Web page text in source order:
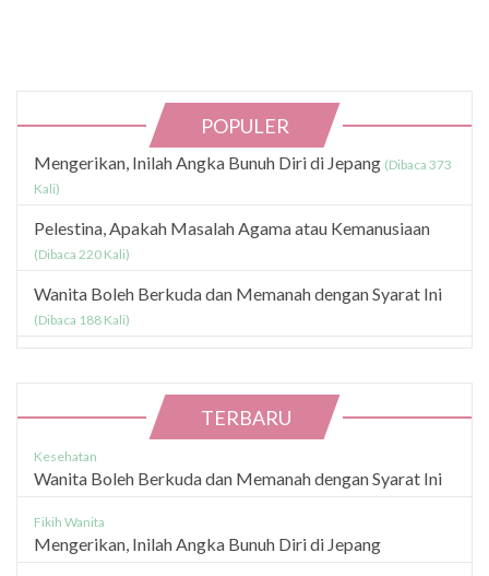
POPULER
Mengerikan, Inilah Angka Bunuh Diri di Jepang (Dibaca 373
Kali)
Pelestina, Apakah Masalah Agama atau Kemanusiaan
(Dibaca 220 Kali)
Wanita Boleh Berkuda dan Memanah dengan Syarat Ini
(Dibaca 188 Kali)
TERBARU
Kesehatan
Wanita Boleh Berkuda dan Memanah dengan Syarat Ini
Fikih Wanita
Mengerikan, Inilah Angka Bunuh Diri di Jepang